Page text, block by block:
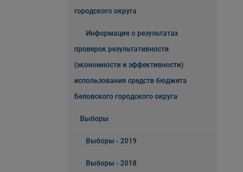
городского округа
Информация о результатах
проверок результативности
(экономности и эффективности)
использования средств бюджета
Беловского городского округа
Выборы
Выборы - 2019
Выборы - 2018